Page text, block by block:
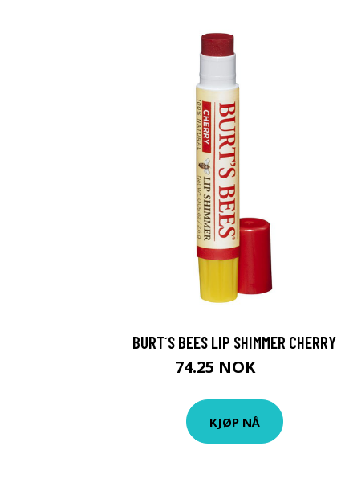
BURT´S BEES LIP SHIMMER CHERRY
74.25 NOK
KJØP NÅ